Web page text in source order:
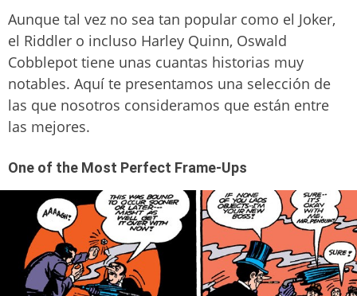
Aunque tal vez no sea tan popular como el Joker,
el Riddler o incluso Harley Quinn, Oswald
Cobblepot tiene unas cuantas historias muy
notables. Aquí te presentamos una selección de
las que nosotros consideramos que están entre
las mejores.
One of the Most Perfect Frame-Ups